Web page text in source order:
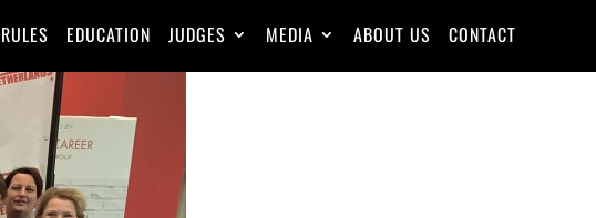
RULES EDUCATION JUDGES MEDIA ABOUT US CONTACT